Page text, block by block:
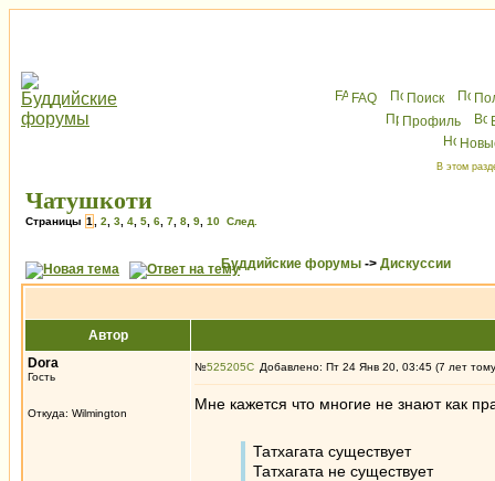
FAQ Поиск
Профиль
В этом
Чатушкоти
Страницы 1 2 3 4 5 6 7 8 9 10 След.
Буддийские форумы -> Дискуссии
Автор
Dora
Гость
Откуда: Wilmington
№525205 Добавлено: Пт 24 Янв 20, 03:45 (7 лет
Мне кажется что многие не знают как
Татхагата существует
Татхагата не существует